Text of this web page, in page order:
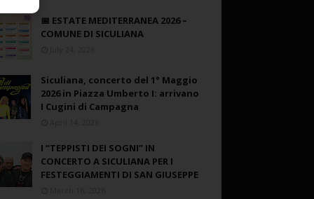
📅 ESTATE MEDITERRANEA 2026 –
COMUNE DI SICULIANA
Siculiana, concerto del 1° Maggio
2026 in Piazza Umberto I: arrivano
I Cugini di Campagna
I “TEPPISTI DEI SOGNI” IN
CONCERTO A SICULIANA PER I
FESTEGGIAMENTI DI SAN GIUSEPPE